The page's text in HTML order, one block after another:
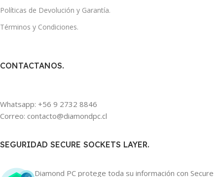
Políticas de Devolución y Garantía.
Términos y Condiciones.
CONTACTANOS.
Whatsapp: +56 9 2732 8846
Correo: contacto@diamondpc.cl
SEGURIDAD SECURE SOCKETS LAYER.
Diamond PC protege toda su información con Secure